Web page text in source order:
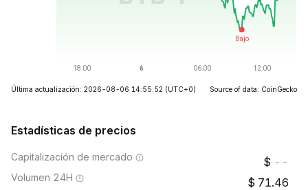
Última actualización: 2026-08-06 14:55:52 (UTC+0) Source of data: CoinGecko
Estadísticas de precios
Capitalización de mercado --
Volumen 24H 71.46